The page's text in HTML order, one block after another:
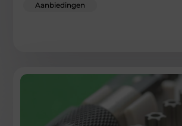
Aanbiedingen